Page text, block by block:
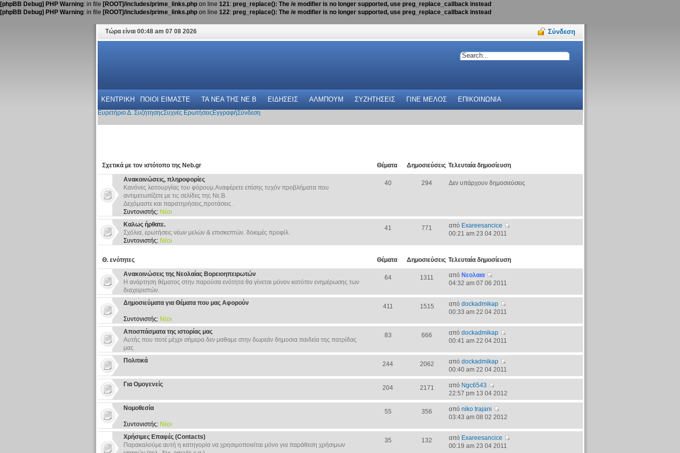
[phpBB Debug] PHP Warning: in file [ROOT]/includes/prime_links.php on line 121: preg_replace(): The /e modifier is no longer supported, use preg_replace_callback instead
[phpBB Debug] PHP Warning: in file [ROOT]/includes/prime_links.php on line 122: preg_replace(): The /e modifier is no longer supported, use preg_replace_callback instead
Τώρα είναι 00:48 am 07 08 2026 Σύνδεση
ΚΕΝΤΡΙΚΗ ΠΟΙΟΙ ΕΙΜΑΣΤΕ ΤΑ ΝΕΑ THΣ NE.B ΕΙΔΗΣΕΙΣ ΑΛΜΠΟΥΜ ΣΥΖΗΤΗΣΕΙΣ ΓΙΝΕ ΜΕΛΟΣ ΕΠΙΚΟΙΝΩΝΙΑ
Ευρετήριο Δ. ΣυζήτησηςΣυχνές Ερωτήσεις ΕγγραφήΣύνδεση
Σχετικά με τον ιστότοπο της Neb.gr Θέματα Δημοσιεύσεις Τελευταία δημοσίευση
Ανακοινώσεις, πληροφορίες
Κανόνες λειτουργίας του φόρουμ.Αναφέρετε επίσης τυχόν προβλήματα που
αντιμετωπίζετε με τις σελίδες της Νε.Β.
Δεχόμαστε και παρατηρήσεις,προτάσεις .
Συντονιστής: Νέοι
40 294 Δεν υπάρχουν δημοσιεύσεις
Καλως ήρθατε.
Σχόλια, ερωτήσεις νέων μελών & επισκεπτών. δοκιμές προφίλ.
Συντονιστής: Νέοι
41 771 από Exareesancice
00:21 am 23 04 2011
Θ. ενότητες Θέματα Δημοσιεύσεις Τελευταία δημοσίευση
Ανακοινώσεις της Νεολαίας Βορειοηπειρωτών
Η ανάρτηση θέματος στην παρούσα ενότητα θα γίνεται μόνον κατόπιν ενημέρωσης των
διαχειριστών.
64 1311 από Νεολαια
04:32 am 07 06 2011
Δημοσιεύματα για Θέματα που μας Αφορούν
Συντονιστής: Νέοι
411 1515 απόdockadmikap
00:33 am 22 04 2011
Αποσπάσματα της ιστορίας μας
Αυτής που ποτέ μέχρι σήμερα δεν μαθαμε στην δωρεάν δημοσια παιδεία της πατρίδας
μας
83 666 απόdockadmikap
00:41 am 22 04 2011
Πολιτικά 244 2062 απόdockadmikap
00:40 am 22 04 2011
Για Ομογενείς 204 2171 από Ngc6543
22:57 pm 13 04 2012
Νομοθεσία
Συντονιστής: Νέοι
55 356 απόniko trajani
03:43 am 08 02 2012
Χρήσιμες Επαφές (Contacts)
Παρακαλούμε αυτή η κατηγορία να χρησιμοποιείται μόνο για παράθεση χρήσιμων
35 132 από Exareesancice
00:19 am 23 04 2011